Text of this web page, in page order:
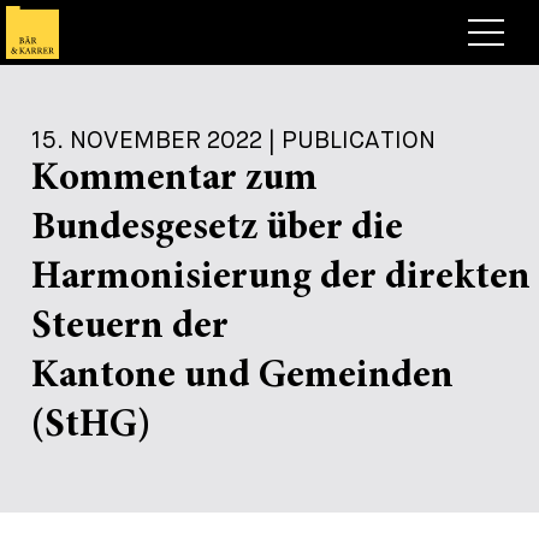
Expertise
Deals & Cases
Corporate News
Publikationen
Briefing
Publikation
Vortrag
+
Über Bär & Karrer
Karriere
Arbeiten bei uns
Kontakt
15. NOVEMBER 2022 | PUBLICATION
Kommentar zum
Bundesgesetz über die
Harmonisierung der direkten
Steuern der
Kantone und Gemeinden
(StHG)